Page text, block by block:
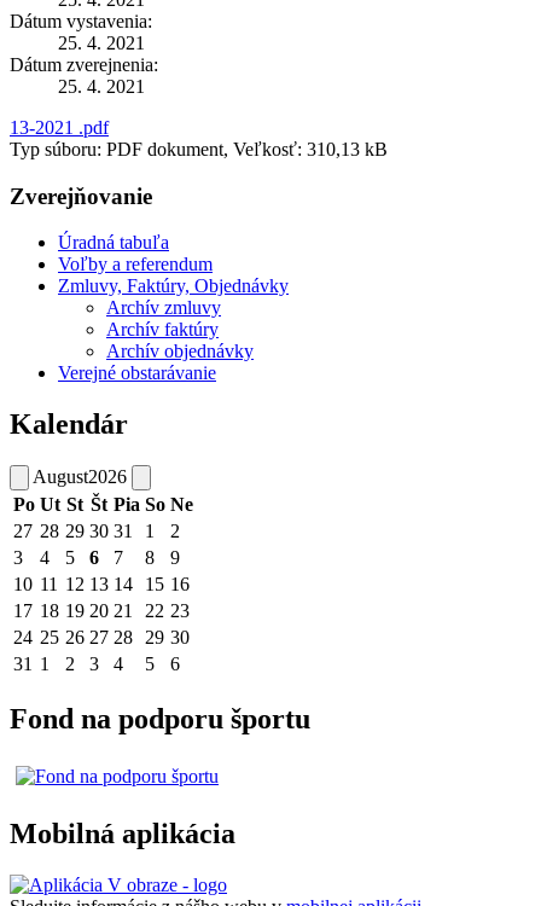
Dátum vystavenia:
25. 4. 2021
Dátum zverejnenia:
25. 4. 2021
13-2021 .pdf
Typ súboru: PDF dokument, Veľkosť: 310,13 kB
Zverejňovanie
Úradná tabuľa
Voľby a referendum
Zmluvy, Faktúry, Objednávky
Archív zmluvy
Archív faktúry
Archív objednávky
Verejné obstarávanie
Kalendár
August2026
Po Ut St Št Pia So Ne
27 28 29 30 31 1
2
3
4 5 6 7 8
9
10 11 12 13 14 15 16
17 18 19 20 21 22 23
24 25 26 27 28 29 30
31 1 2 3 4 5 6
Fond na podporu športu
Mobilná aplikácia